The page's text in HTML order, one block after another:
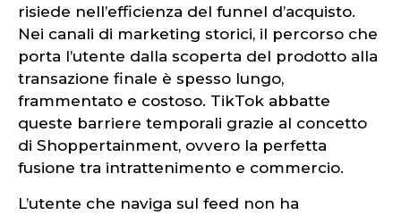
risiede nell’efficienza del funnel d’acquisto.
Nei canali di marketing storici, il percorso che
porta l’utente dalla scoperta del prodotto alla
transazione finale è spesso lungo,
frammentato e costoso. TikTok abbatte
queste barriere temporali grazie al concetto
di Shoppertainment, ovvero la perfetta
fusione tra intrattenimento e commercio.
L’utente che naviga sul feed non ha